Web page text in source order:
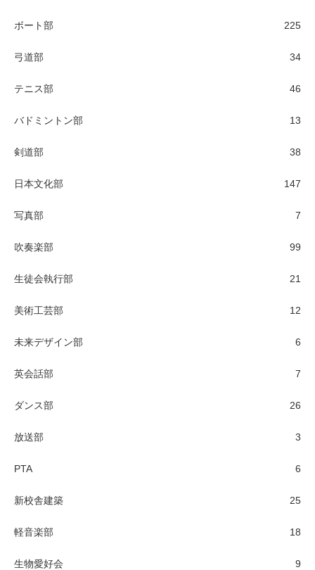
ボート部 225
弓道部 34
テニス部 46
バドミントン部 13
剣道部 38
日本文化部 147
写真部 7
吹奏楽部 99
生徒会執行部 21
美術工芸部 12
未来デザイン部 6
英会話部 7
ダンス部 26
放送部 3
PTA 6
新校舎建築 25
軽音楽部 18
生物愛好会 9